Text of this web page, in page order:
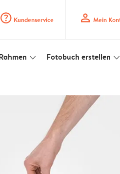
question_mark_circle Kundenservice profile Mein
slim_arrow_down Fotobuch erstellen slim_arrow_down